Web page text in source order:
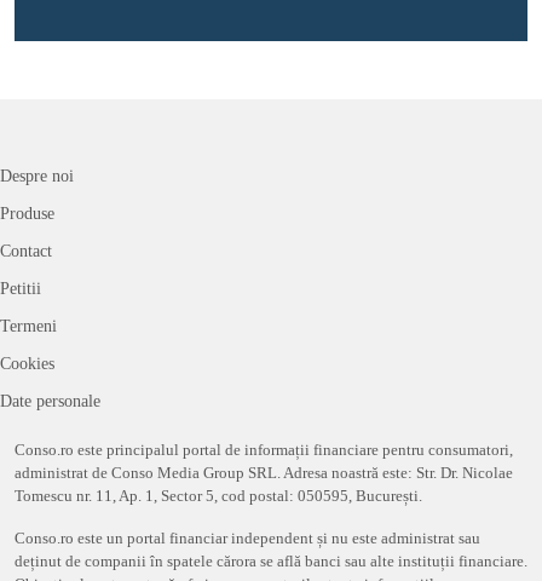
Despre noi
Produse
Contact
Petitii
Termeni
Cookies
Date personale
Conso.ro este principalul portal de informații financiare pentru consumatori,
administrat de Conso Media Group SRL. Adresa noastră este: Str. Dr. Nicolae
Tomescu nr. 11, Ap. 1, Sector 5, cod postal: 050595, București.
Conso.ro este un portal financiar independent și nu este administrat sau
deținut de companii în spatele cărora se află banci sau alte instituții financiare.